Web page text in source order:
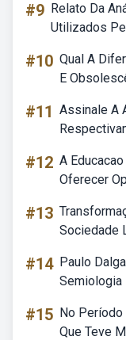
#9 Relato Da
Utilizados
#10 Qual A
E
#11 Assinale A
#12 A
Oferecer
#13
Sociedade
#14 Paulo
Semiologia
#15 No
Que Teve